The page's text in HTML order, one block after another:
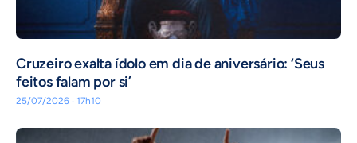
Cruzeiro exalta ídolo em dia de aniversário: ‘Seus
feitos falam por si’
25/07/2026 · 17h10